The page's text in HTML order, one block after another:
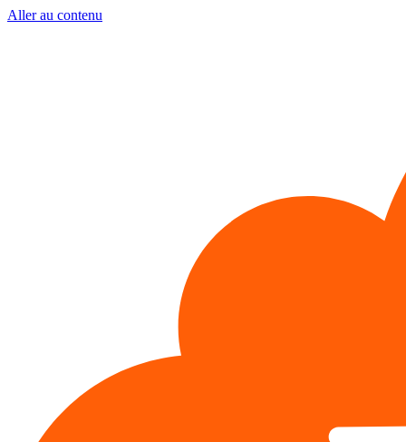
Aller au contenu